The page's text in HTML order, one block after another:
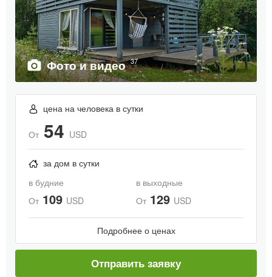
Фото и видео 37
цена на человека в сутки
От 54 USD
за дом в сутки
в будние
От 109 USD
в выходные
От 129 USD
Подробнее о ценах
Отправить заявку